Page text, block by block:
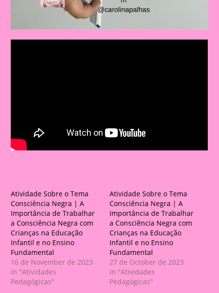
Atividade Sobre o Tema
Consciência Negra | A
Importância de Trabalhar
a Consciência Negra com
Crianças na Educação
Infantil e no Ensino
Fundamental
16 de November de 2023
In "Atividades
Pedagógicas"
Atividade Sobre o Tema
Consciência Negra | A
Importância de Trabalhar
a Consciência Negra com
Crianças na Educação
Infantil e no Ensino
Fundamental
27 de October de 2023
In "Atividades
Pedagógicas"